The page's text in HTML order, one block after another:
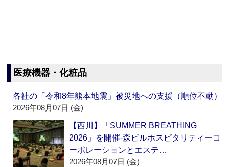
医療機器・化粧品
各社の「令和8年熊本地震」被災地への支援（順位不動）
2026年08月07日 (金)
【西川】「SUMMER BREATHING
2026」を開催‐森ビルホスピタリティーコ
ーポレーションとエステ…
2026年08月07日 (金)